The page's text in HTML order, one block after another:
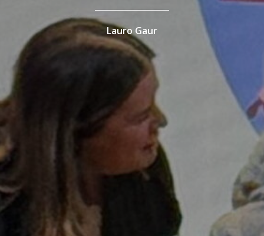
Lauro Gaur